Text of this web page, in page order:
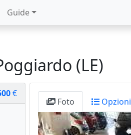
Guide
(LE)
€
Foto Opzioni